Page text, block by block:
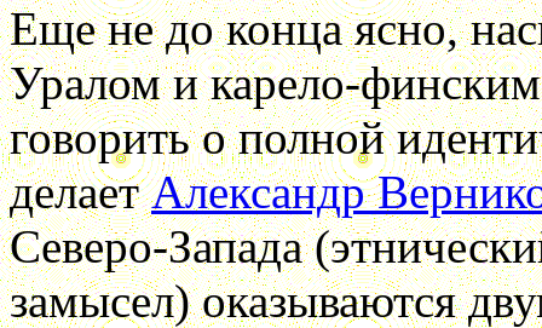
Еще не до конца ясно,
Уралом и карело-
говорить о полной
делаетАлександр
Северо-Запада
замысел) оказываются